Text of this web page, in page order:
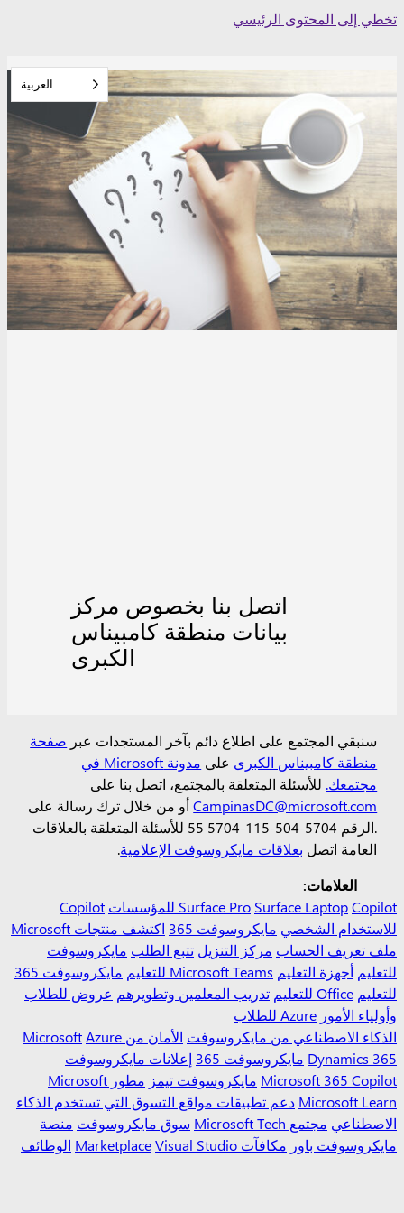
Skip
تخطي إلى المحتوى الرئيسي
العربية‏
اتصل بنا بخصوص مركز
بيانات منطقة كامبيناس
الكبرى
سنبقي المجتمع على اطلاع دائم بآخر المستجدات عبر صفحة
منطقة كامبيناس الكبرى على
مدونة Microsoft في
مجتمعك. للأسئلة المتعلقة بالمجتمع، اتصل بنا على
CampinasDC@microsoft.comأو من خلال ترك رسالة على
الرقم 5704-504-115-5704 55.
للأسئلة المتعلقة بالعلاقات
العامة اتصل بعلاقات مايكروسوفت الإعلامية.
العلامات:
Surface Pro Surface LaptopCopilot للمؤسسات
Copilot
للاستخدام الشخصي مايكروسوفت 365
اكتشف منتجات Microsoft
ملف تعريف الحساب مركز التنزيل تتبع الطلب مايكروسوفت
للتعليم أجهزة التعليم Microsoft Teams للتعليم
مايكروسوفت 365
للتعليم Office للتعليم تدريب المعلمين وتطويرهم عروض للطلاب
وأولياء الأمور Azure للطلاب
الذكاء الاصطناعي من مايكروسوفت الأمان من Microsoft Azure
Dynamics 365 مايكروسوفت 365
إعلانات مايكروسوفت
Microsoft 365 Copilot مايكروسوفت تيمز مطور Microsoft
Microsoft Learn دعم تطبيقات مواقع التسوق التي تستخدم الذكاء
الاصطناعي مجتمع Microsoft Tech سوق مايكروسوفت منصة
مايكروسوفت باور مكافآت Marketplace Visual Studio
الوظائف